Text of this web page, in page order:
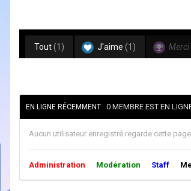
Tout(1) J'aime (1) Merci
EN LIGNE RÉCEMMENT 0 MEMBRE EST EN
Aucun utilisateur enregistré regarde cette
Administration Modération Staff